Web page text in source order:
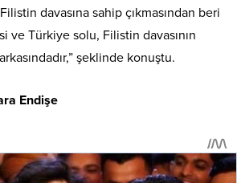
davasına sahip çıkmasından beri
ve Türkiye solu, Filistin davasının
şeklinde konuştu.
Endişe